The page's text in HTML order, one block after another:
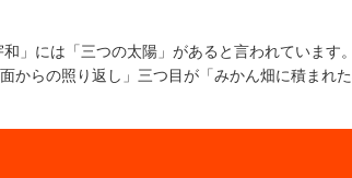
」には「三つの太陽」があると言われています
からの照り返し」三つ目が「みかん畑に積まれ